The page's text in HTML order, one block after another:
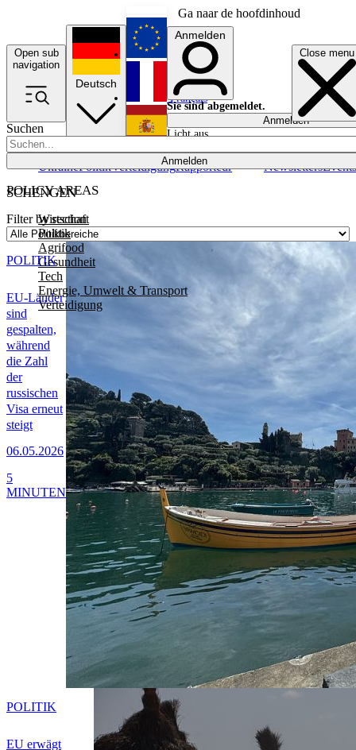
Ga naar de hoofdinhoud
Open sub
navigation
Close menu
Suchen
Anmelden
POLICY AREAS
Wirtschaft
Politik
Agrifood
Gesundheit
Tech
Energie, Umwelt & Transport
Verteidigung
UkrainePolitikVerteidigungRapporteur NewslettersEvents
Deutsch
English
Français
Anmelden
Sie sind abgemeldet.
Anmelden
Licht aus
SCHENGEN
Filter by section
EU-Länder
sind
gespalten,
während
die Zahl
der
russischen
Visa erneut
steigt
06.05.2026
POLITIK
5
MINUTEN
EU erwägt
POLITIK